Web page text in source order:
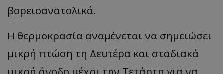
βορειοανατολικά.
Η θερμοκρασία αναμένεται να σημειώσει
μικρή πτώση τη Δευτέρα και σταδιακά
μικρή άνοδο μέχρι την Τετάρτη για να